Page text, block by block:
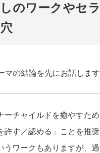
のワークやセ
マの結論を先にお話します
ーチャイルドを癒やすた
許す／認める」ことを推奨
うワークもありますが、